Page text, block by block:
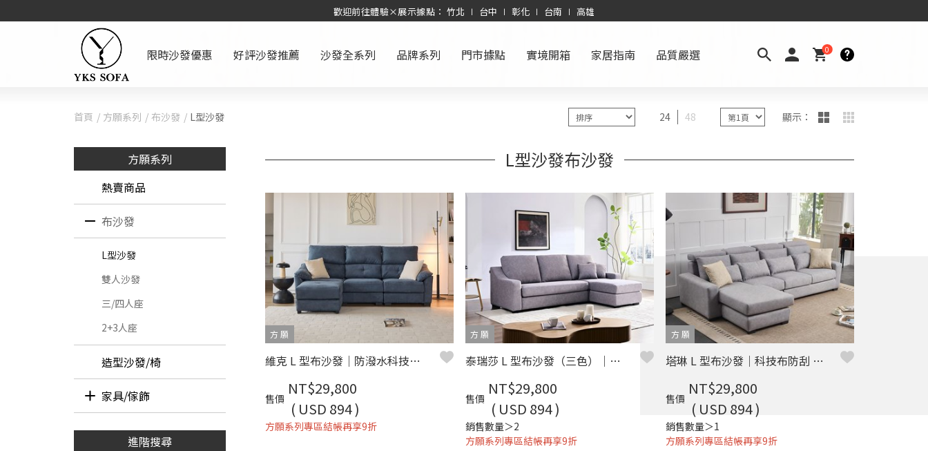
歡迎前往體驗×展示據點： 竹北 ∣ 台中 ∣ 彰化 ∣ 台南 ∣ 高雄
限時沙發優惠 好評沙發推薦 沙發全系列 品牌系列 門市據點 實境開箱 家居指南 品質嚴選 0
首頁 方願系列 布沙發 L型沙發 24 48
方願系列
熱賣商品
布沙發
L型沙發
雙人沙發
三/四人座
2+3人座
造型沙發/椅
家具/傢飾
進階搜尋
L型沙發布沙發
方 願
維克 L 型布沙發｜防潑水科技布 × 可拆洗布套 × 小宅舒適推薦 – 方願系列
售價
NT$29,800
( USD 894 )
方願系列專區結帳再享9折
方 願
泰瑞莎 L 型布沙發（三色）｜超細纖維科技布 × 可拆洗布套 × 小宅舒適推薦 – 方願系列
售價
NT$29,800
( USD 894 )
銷售數量＞2
方願系列專區結帳再享9折
方 願
塔琳 L 型布沙發｜科技布防刮 × 可調式頭枕 × 小宅舒適首選 – 方願系列
售價
NT$29,800
( USD 894 )
銷售數量＞1
方願系列專區結帳再享9折